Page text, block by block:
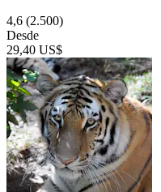
4,6 (2.500)
Desde
29,40 US$